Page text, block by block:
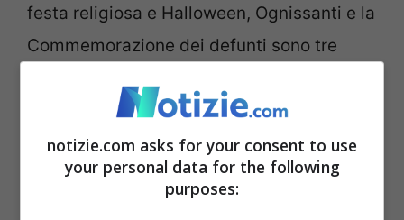
festa religiosa e Halloween, Ognissanti e la
Commemorazione dei defunti sono tre
Quando la Chiesa cattolica si trovò ad
affrontare il problema dellefeste pagane
tra cui quella di Halloween, molto radicate
notizie.com asks for your consent to use
your personal data for the following
purposes: